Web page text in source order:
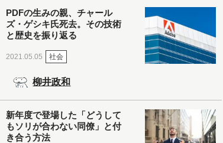
PDFの生みの親、チャール
ズ・ゲシキ氏死去。その技術
と歴史を振り返る
2021.05.05 社会
柳井政和
新年度で登場した「どうして
もソリが合わない同僚」と付
き合う方法